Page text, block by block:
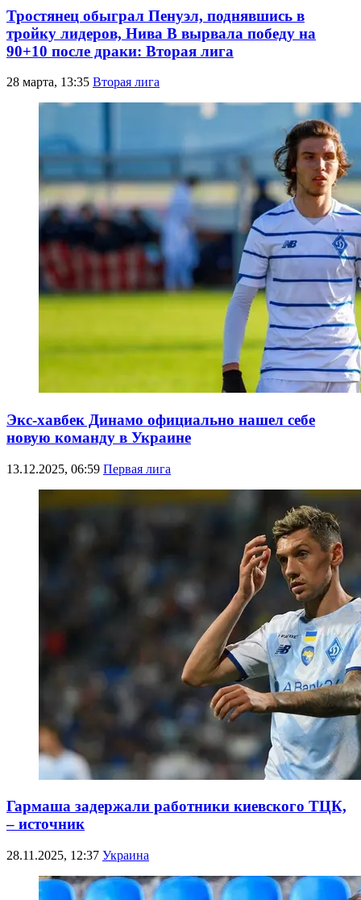
Тростянец обыграл Пенуэл, поднявшись в
тройку лидеров, Нива В вырвала победу на
90+10 после драки: Вторая лига
28 марта, 13:35 Вторая лига
Экс-хавбек Динамо официально нашел себе
новую команду в Украине
13.12.2025, 06:59 Первая лига
Гармаша задержали работники киевского ТЦК,
– источник
28.11.2025, 12:37 Украина